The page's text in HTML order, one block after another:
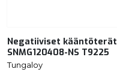
Negatiiviset kääntöterät
SNMG120408-NS T9225
Tungaloy